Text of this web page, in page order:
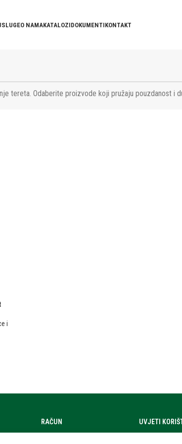
O NAMAKATALOZIDOKUMENTIKONTAKT
tereta. Odaberite proizvode koji pružaju pouzdanost i
i
RAČUN UVJETI